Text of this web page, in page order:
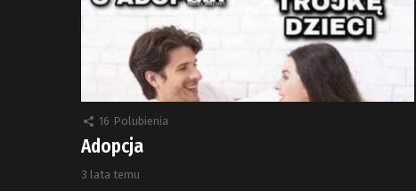
16 Polubienia
Adopcja
3 lata temu